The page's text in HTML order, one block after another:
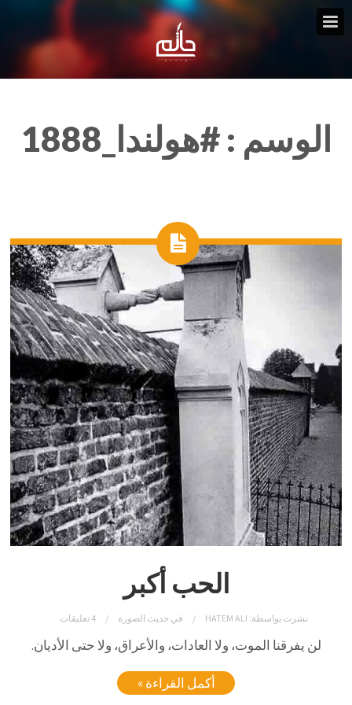
الوسم :#هولندا_1888
الحب أكبر
نشرت بواسطة: HATEM ALI في حديث الصورة 4 تعليقات
لن يفرقنا الموت، ولا العادات، والأعراق، ولا حتى الأديان.
أكمل القراءة »